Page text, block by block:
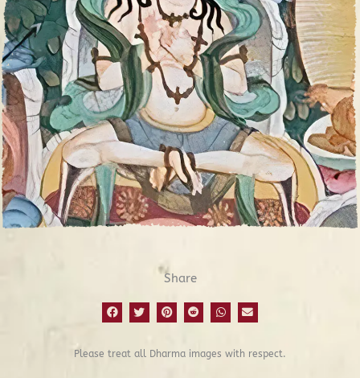
Share
Please treat all Dharma images with respect.